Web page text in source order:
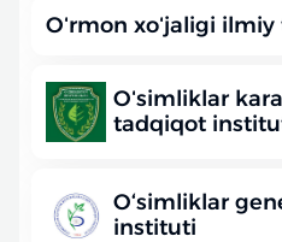
Oʻrmon xoʻjaligi
Oʻsimliklar
tadqiqot
O‘simliklar
instituti